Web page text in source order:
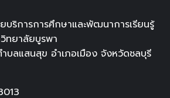
บริการการศึกษาและพัฒนาการเรียนรู้
ทยาลัยบูรพา
บลแสนสุข อำเภอเมือง จังหวัดชลบุรี